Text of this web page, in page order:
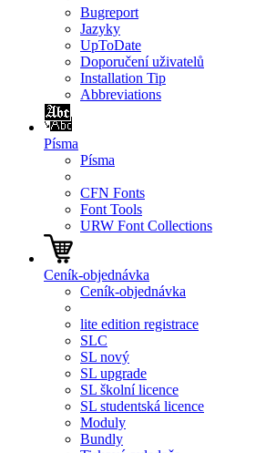
Bugreport
Jazyky
UpToDate
Doporučení uživatelů
Installation Tip
Abbreviations
Písma
Písma
CFN Fonts
Font Tools
URW Font Collections
Ceník-objednávka
Ceník-objednávka
lite edition registrace
SLC
SL nový
SL upgrade
SL školní licence
SL studentská licence
Moduly
Bundly